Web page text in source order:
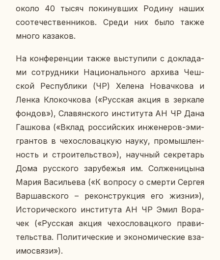
около 40 тысяч по­ки­нув­ших Родину наших
со­оте­че­ствен­ни­ков. Среди них было также
много ка­за­ков.
На кон­фе­рен­ции также вы­сту­пи­ли с до­кла­да­
ми со­труд­ни­ки На­ци­о­наль­но­го архива Чеш­
ской Рес­пуб­ли­ки (ЧР) Хелена Но­вач­ко­ва и
Ленка Кло­коч­ко­ва («Рус­ская акция в зер­ка­ле
фондов»), Сла­вян­ско­го ин­сти­ту­та АН ЧР Дана
Гаш­ко­ва («Вклад рос­сий­ских ин­же­не­ров-эми­
гран­тов в че­хо­сло­вац­кую науку, про­мыш­лен­
ность и стро­и­тель­ство»), на­уч­ный сек­ре­тарь
Дома рус­ско­го за­ру­бе­жья им. Сол­же­ни­цы­на
Мария Ва­си­лье­ва («К во­про­су о смерти Сергея
Вар­шав­ско­го – ре­кон­струк­ция его жизни»),
Ис­то­ри­че­ско­го ин­сти­ту­та АН ЧР Эмил Во­ра­
чек («Рус­ская акция че­хо­сло­вац­ко­го пра­ви­
тель­ства. По­ли­ти­че­ские и эко­но­ми­че­ские вза­
и­мо­свя­зи»).